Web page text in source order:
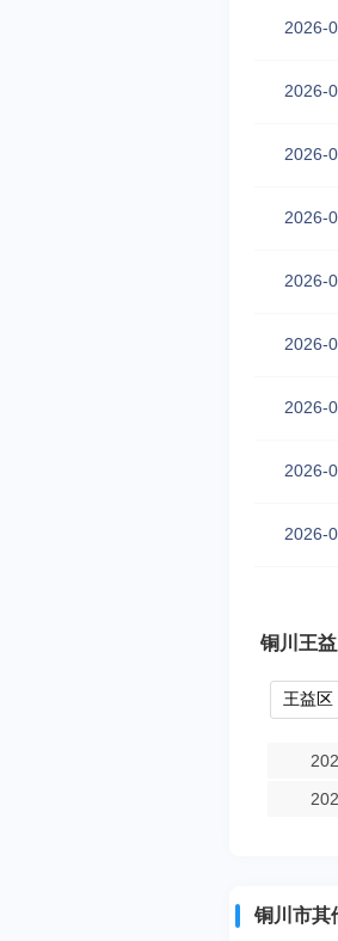
2026-
2026-
2026-
2026-
2026-
2026-
2026-
2026-
2026-
铜川王
铜川市其